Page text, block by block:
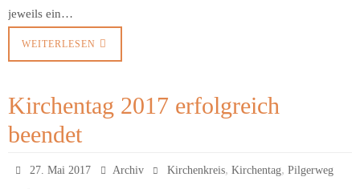
jeweils ein…
WEITERLESEN
Kirchentag 2017 erfolgreich
beendet
27. Mai 2017 Archiv Kirchenkreis, Kirchentag, Pilgerweg